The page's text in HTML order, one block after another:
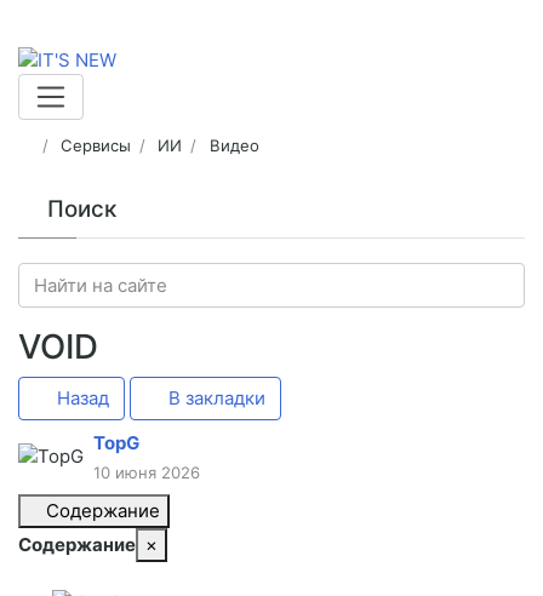
Сервисы ИИ Видео
Поиск
VOID
Назад
В закладки
TopG
10 июня 2026
Содержание
Содержание ×